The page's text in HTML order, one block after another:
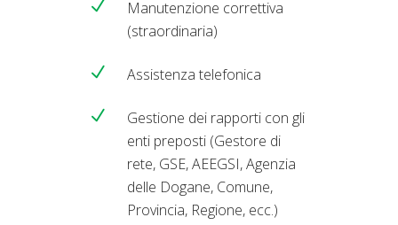
Manutenzione correttiva
(straordinaria)
Assistenza telefonica
Gestione dei rapporti con gli
enti preposti (Gestore di
rete, GSE, AEEGSI, Agenzia
delle Dogane, Comune,
Provincia, Regione, ecc.)